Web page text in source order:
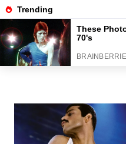
Перейти
к
содержанию